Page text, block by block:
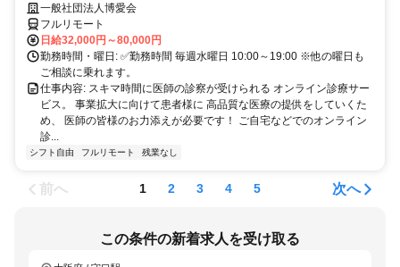
業務一般社団法人博愛会
フルリモート
日給32,000円～80,000円
勤務時間・曜日: ✅勤務時間 毎週水曜日 10:00～19:00 ※他の曜日も
ご相談に乗れます。
仕事内容: スキマ時間に医師の診察が受けられる オンライン診療サー
ビス。 事業拡大に向けて患者様に 高品質な医療の提供をしていくた
め、 医師の皆様のお力添えが必要です！ ご自宅などでのオンライン
診...
シフト自由 フルリモート 残業なし
前へ 1 2 3 4 5 次へ
この条件の新着求人を受け取る